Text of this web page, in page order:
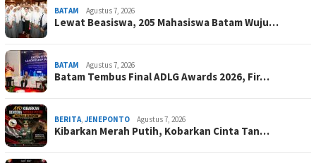
BATAM Agustus 7, 2026
Lewat Beasiswa, 205 Mahasiswa Batam Wuju…
BATAM Agustus 7, 2026
Batam Tembus Final ADLG Awards 2026, Fir…
BERITA, JENEPONTO Agustus 7, 2026
Kibarkan Merah Putih, Kobarkan Cinta Tan…